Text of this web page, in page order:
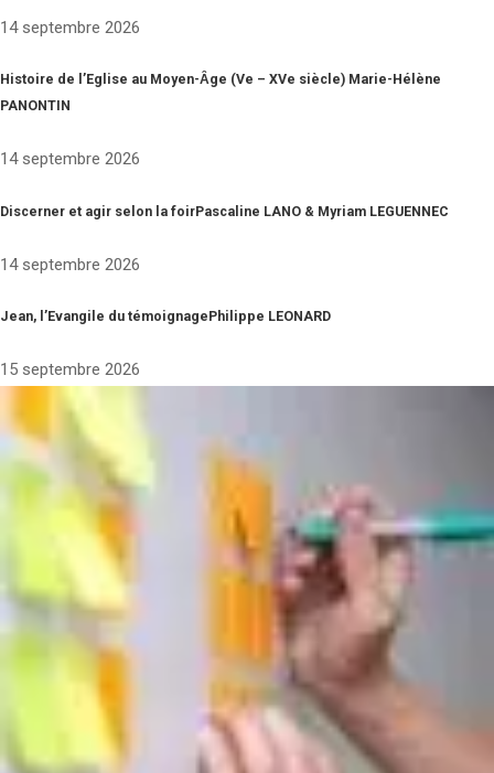
14 septembre 2026
Histoire de l’Eglise au Moyen-Ȃge (Ve – XVe siècle) Marie-Hélène
PANONTIN
14 septembre 2026
Discerner et agir selon la foirPascaline LANO & Myriam LEGUENNEC
14 septembre 2026
Jean, l’Evangile du témoignagePhilippe LEONARD
15 septembre 2026